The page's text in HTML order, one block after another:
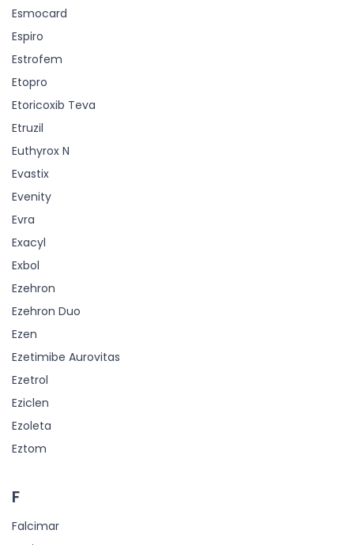
Esmocard
Espiro
Estrofem
Etopro
Etoricoxib Teva
Etruzil
Euthyrox N
Evastix
Evenity
Evra
Exacyl
Exbol
Ezehron
Ezehron Duo
Ezen
Ezetimibe Aurovitas
Ezetrol
Eziclen
Ezoleta
Eztom
F
Falcimar